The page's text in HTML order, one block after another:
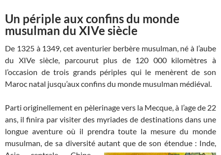
Un périple aux confins du monde
musulman du XIVe siècle
De 1325 à 1349, cet aventurier berbère musulman, né à l’aube
du XIVe siècle, parcourut plus de 120 000 kilomètres à
l’occasion de trois grands périples qui le menèrent de son
Maroc natal jusqu’aux confins du monde musulman médiéval.
Parti originellement en pèlerinage vers la Mecque, à l’age de 22
ans, il finira par visiter des myriades de destinations dans une
longue aventure où il prendra toute la mesure du monde
musulman, de sa diversité autant que deson étendue : Inde,